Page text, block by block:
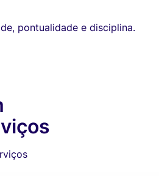
pontualidade e disciplina.